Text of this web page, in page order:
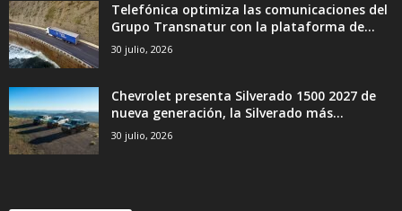
Telefónica optimiza las comunicaciones del
Grupo Transnatur con la plataforma de...
30 julio, 2026
Chevrolet presenta Silverado 1500 2027 de
nueva generación, la Silverado más...
30 julio, 2026